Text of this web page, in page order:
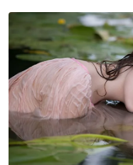
GLOBAL
PM
GLOBAL
Buka